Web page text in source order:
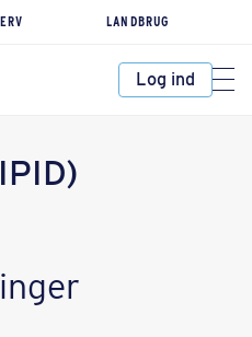
LANDBRUG
Log ind